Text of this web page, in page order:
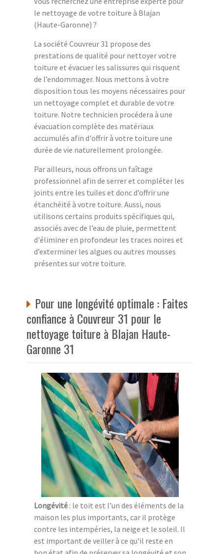
le nettoyage de votre toiture à Blajan
(Haute-Garonne) ?
La société Couvreur 31 propose des
prestations de qualité pour nettoyer votre
toiture et évacuer les salissures qui risquent
de l’endommager. Nous mettons à votre
disposition tous les moyens nécessaires pour
un nettoyage complet et durable de votre
toiture. Notre technicien procédera à une
évacuation complète des matériaux
accumulés afin d'offrir à votre toiture une
durée de vie naturellement prolongée.
Par ailleurs, nous offrons un faîtage
professionnel afin de serrer et compléter les
joints entre les tuiles et donc d’offrir une
étanchéité à votre toiture. Aussi, nous
utilisons certains produits spécifiques qui,
associés avec de l’eau de pluie, permettent
d'éliminer en profondeur les traces noires et
d’exterminer les algues ou autres mousses
présentes sur votre toiture.
Pour une longévité optimale : Faites
confiance à Couvreur 31 pour le
nettoyage toiture à Blajan Haute-
Garonne 31
Longévité : le toit est l’un des éléments de la
maison les plus importants, car il protège
contre les intempéries, la neige et le soleil. Il
est important de veiller à ce qu’il reste en